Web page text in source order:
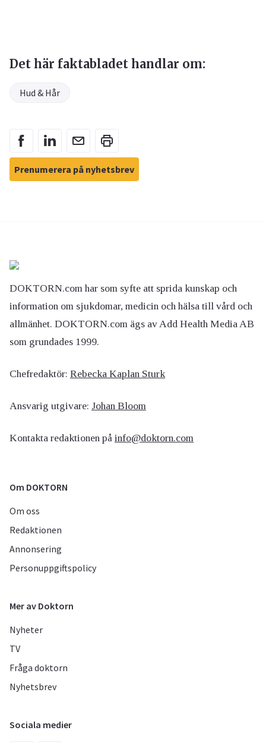
Det här faktabladet handlar om:
Hud & Hår
Prenumerera på nyhetsbrev
DOKTORN.com har som syfte att sprida kunskap och
information om sjukdomar, medicin och hälsa till vård och
allmänhet. DOKTORN.com ägs av Add Health Media AB
som grundades 1999.
Chefredaktör: Rebecka Kaplan Sturk
Ansvarig utgivare: Johan Bloom
Kontakta redaktionen på info@doktorn.com
Om DOKTORN
Om oss
Redaktionen
Annonsering
Personuppgiftspolicy
Mer av Doktorn
Nyheter
TV
Fråga doktorn
Nyhetsbrev
Sociala medier